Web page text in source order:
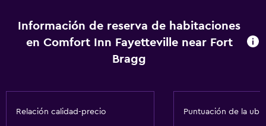
Wifi gratis
Wifi disponible en todas las instalaciones
Información de reserva de habitaciones
en Comfort Inn Fayetteville near Fort
Bragg
Relación calidad-precio Puntuación de la